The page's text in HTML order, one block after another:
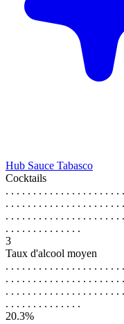
Hub Sauce Tabasco
Cocktails
. . . . . . . . . . . . . . . . . . . . .
. . . . . . . . . . . . . . . . . . . . .
. . . . . . . . . . . . . . . . . . . . .
. . . . . . . . . . . . . .
3
Taux d'alcool moyen
. . . . . . . . . . . . . . . . . . . . .
. . . . . . . . . . . . . . . . . . . . .
. . . . . . . . . . . . . . . . . . . . .
. . . . . . . . . . . . . .
20.3%